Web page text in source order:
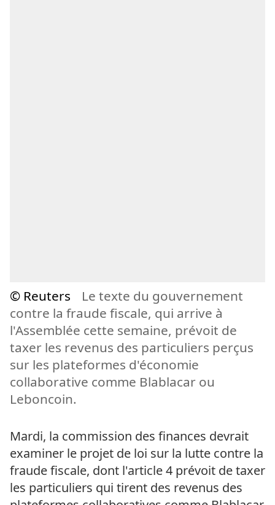
© Reuters
Le texte du gouvernement
contre la fraude fiscale, qui arrive à
l'Assemblée cette semaine, prévoit de
taxer les revenus des particuliers perçus
sur les plateformes d'économie
collaborative comme Blablacar ou
Leboncoin.
Mardi, la commission des finances devrait
examiner le projet de loi sur la lutte contre la
fraude fiscale, dont l'article 4 prévoit de taxer
les particuliers qui tirent des revenus des